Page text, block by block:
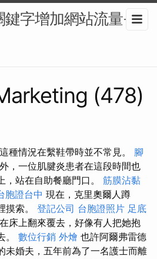
字增加網站流量-
(478)
種情況在繫鞋帶時並不常見。 腳
，一位肌腱炎患者在這段時間也
，站在自助餐廳門口。 筋膜沾黏
胞證台中 現在，克里奧爾人蹲
摸索。 登記公司 台胞證照片 足底
床上翻來覆去，好像有人把她抱
。 數位行銷 外燴 也許阿爾弗雷德
未婚夫，五年前為了一名護士而離